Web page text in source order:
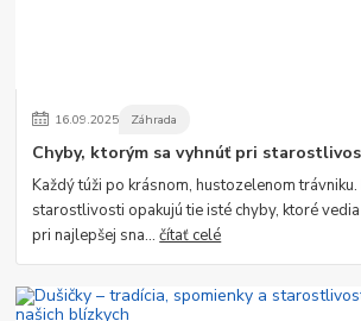
16.09.2025 Záhrada
Chyby, ktorým sa vyhnúť pri
Každý túži po krásnom, hustozelenom
starostlivosti opakujú tie isté chyby, ktoré
pri najlepšej sna...čítať celé